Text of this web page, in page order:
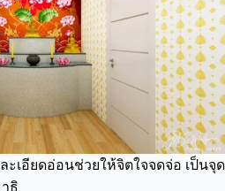
ะเอียดอ่อนช่วยให้จิตใจจดจ่อ เป็นจุด
ธิ